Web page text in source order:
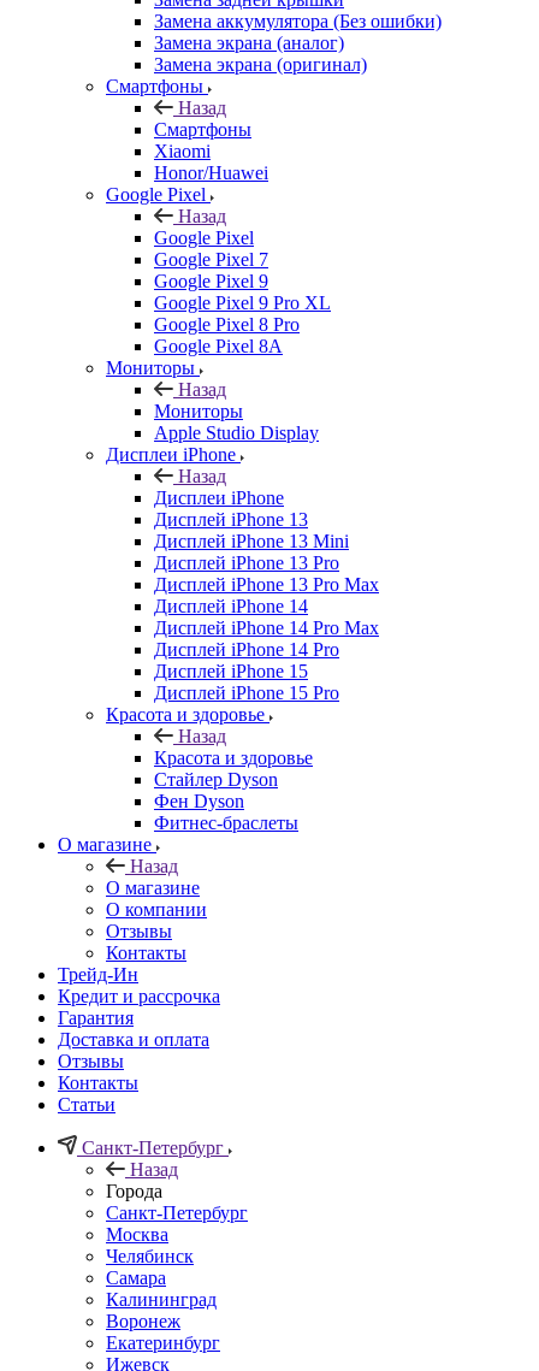
Замена аккумулятора (Без ошибки)
Замена экрана (аналог)
Замена экрана (оригинал)
Смартфоны
Назад
Смартфоны
Xiaomi
Honor/Huawei
Google Pixel
Назад
Google Pixel
Google Pixel 7
Google Pixel 9
Google Pixel 9 Pro XL
Google Pixel 8 Pro
Google Pixel 8A
Мониторы
Назад
Мониторы
Apple Studio Display
Дисплеи iPhone
Назад
Дисплеи iPhone
Дисплей iPhone 13
Дисплей iPhone 13 Mini
Дисплей iPhone 13 Pro
Дисплей iPhone 13 Pro Max
Дисплей iPhone 14
Дисплей iPhone 14 Pro Max
Дисплей iPhone 14 Pro
Дисплей iPhone 15
Дисплей iPhone 15 Pro
Красота и здоровье
Назад
Красота и здоровье
Стайлер Dyson
Фен Dyson
Фитнес-браслеты
О магазине
Назад
О магазине
О компании
Отзывы
Контакты
Трейд-Ин
Кредит и рассрочка
Гарантия
Доставка и оплата
Отзывы
Контакты
Статьи
Санкт-Петербург
Назад
Города
Санкт-Петербург
Москва
Челябинск
Самара
Калининград
Воронеж
Екатеринбург
Ижевск